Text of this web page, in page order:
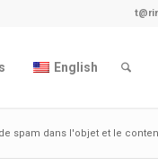
English
spam dans l'objet et le